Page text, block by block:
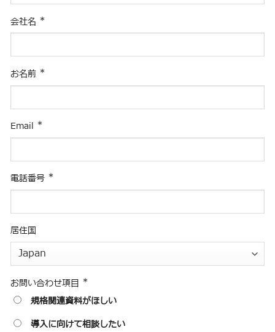
会社名 *
お名前 *
Email *
電話番号 *
居住国
お問い合わせ項目 *
規格関連資料がほしい
導入に向けて相談したい